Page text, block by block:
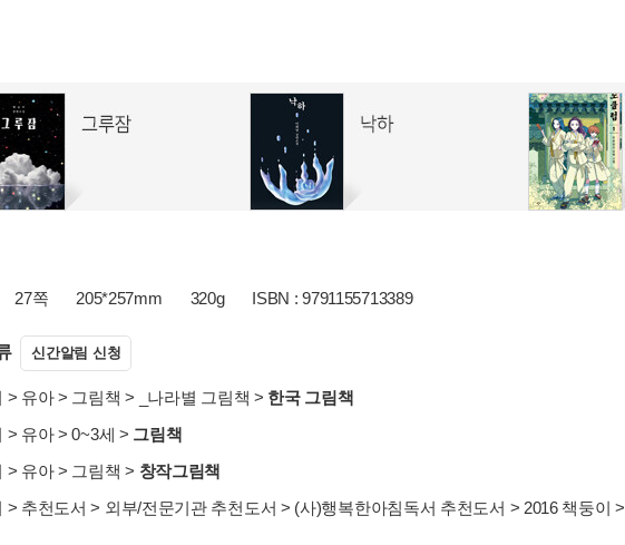
27쪽 205*257mm 320g ISBN : 9791155713389
신간알림 신청
> 유아> 그림책 > _나라별 그림책 > 한국 그림책
> 유아>0~3세 > 그림책
> 유아> 그림책 > 창작그림책
> 추천도서 > 외부/전문기관 추천도서 > (사)행복한아침독서 추천도서 > 2016 책둥이 >